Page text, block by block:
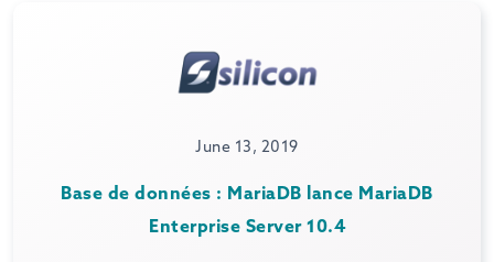
June 13, 2019
Base de données : MariaDB lance MariaDB
Enterprise Server 10.4